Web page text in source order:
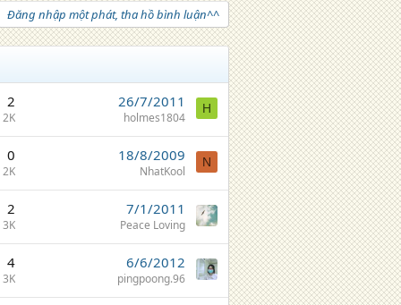
Đăng nhập một phát, tha hồ bình luận^^
2
2K
26/7/2011
holmes1804
H
0
2K
18/8/2009
NhatKool
N
2
3K
7/1/2011
Peace Loving
4
3K
6/6/2012
pingpoong.96